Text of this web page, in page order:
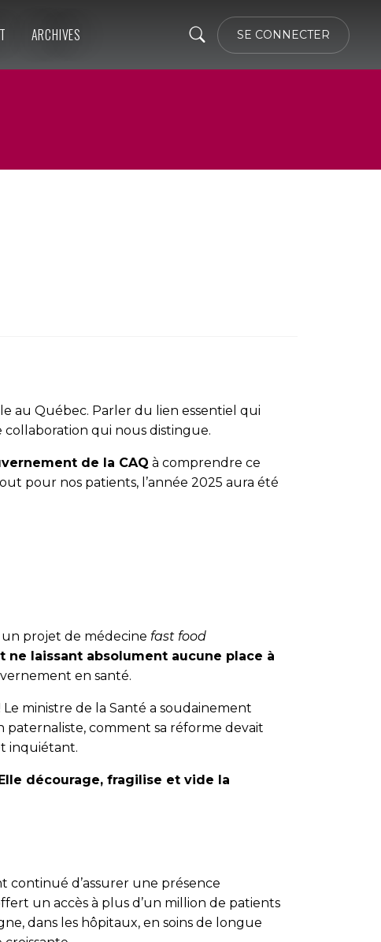
SE CONNECTER
ARCHIVES
au Québec. Parler du lien essentiel qui
collaboration qui nous distingue.
de la CAQ à comprendre ce
pour nos patients, l’année 2025 aura été
un projet de médecine fast food
ne laissant absolument aucune place à
en santé.
Le ministre de la Santé a soudainement
paternaliste, comment sa réforme devait
inquiétant.
décourage, fragilise et vide la
d’assurer une présence
un accès à plus d’un million de patients
dans les hôpitaux, en soins de longue